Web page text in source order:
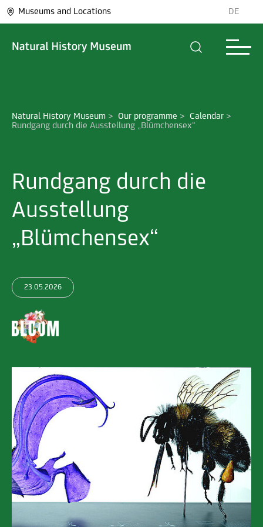
Museums and Locations DE
Natural History Museum > Our programme > Calendar >
Rundgang durch die Ausstellung „Blümchensex“
Rundgang durch die
Ausstellung
„Blümchensex“
23.05.2026